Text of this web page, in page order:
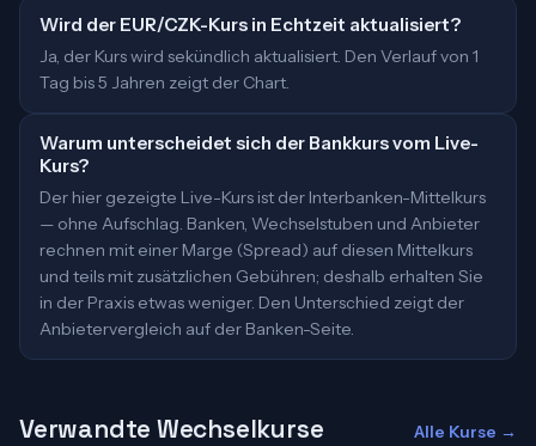
Wird der EUR/CZK-Kurs in Echtzeit aktualisiert?
Ja, der Kurs wird sekündlich aktualisiert. Den Verlauf von 1
Tag bis 5 Jahren zeigt der Chart.
Warum unterscheidet sich der Bankkurs vom Live-
Kurs?
Der hier gezeigte Live-Kurs ist der Interbanken-Mittelkurs
— ohne Aufschlag. Banken, Wechselstuben und Anbieter
rechnen mit einer Marge (Spread) auf diesen Mittelkurs
und teils mit zusätzlichen Gebühren; deshalb erhalten Sie
in der Praxis etwas weniger. Den Unterschied zeigt der
Anbietervergleich auf der Banken-Seite.
Verwandte Wechselkurse Alle Kurse →